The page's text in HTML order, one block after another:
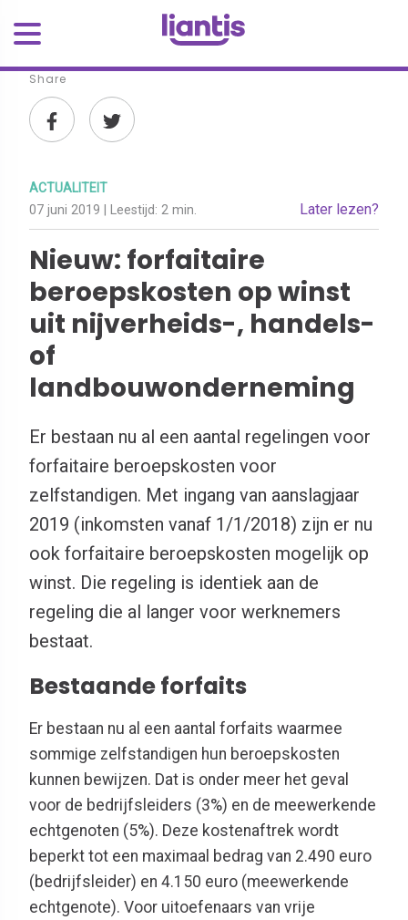
Share
ACTUALITEIT
07 juni 2019 | Leestijd: 2 min. Later lezen?
Nieuw: forfaitaire
beroepskosten op winst
uit nijverheids-, handels-
of
landbouwonderneming
Er bestaan nu al een aantal regelingen voor
forfaitaire beroepskosten voor
zelfstandigen. Met ingang van aanslagjaar
2019 (inkomsten vanaf 1/1/2018) zijn er nu
ook forfaitaire beroepskosten mogelijk op
winst. Die regeling is identiek aan de
regeling die al langer voor werknemers
bestaat.
Bestaande forfaits
Er bestaan nu al een aantal forfaits waarmee
sommige zelfstandigen hun beroepskosten
kunnen bewijzen. Dat is onder meer het geval
voor de bedrijfsleiders (3%) en de meewerkende
echtgenoten (5%). Deze kostenaftrek wordt
beperkt tot een maximaal bedrag van 2.490 euro
(bedrijfsleider) en 4.150 euro (meewerkende
echtgenote). Voor uitoefenaars van vrije